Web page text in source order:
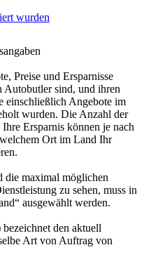
wurden
Preise und Ersparnisse
Autobutler sind, und ihren
einschließlich Angebote im
wurden. Die Anzahl der
Ersparnis können je nach
Ort im Land Ihr
die maximal möglichen
zu sehen, muss in
ausgewählt werden.
den aktuell
Art von Auftrag von